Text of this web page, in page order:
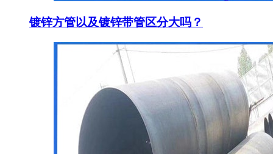
镀锌方管以及镀锌带管区分大吗？